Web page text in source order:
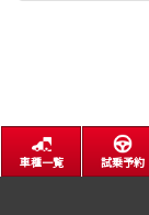
車種一覧 試乗予約